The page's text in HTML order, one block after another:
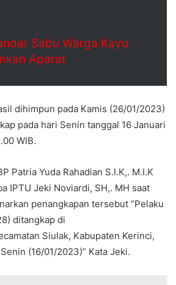
Sabu Warga Kayu
Aparat
dihimpun pada Kamis (26/01/2023)
pada hari Senin tanggal 16 Januari
WIB.
Patria Yuda Rahadian S.I.K,. M.I.K
IPTU Jeki Noviardi, SH,. MH saat
penangkapan tersebut “Pelaku
ditangkap di
Siulak, Kabupaten Kerinci,
(16/01/2023)” Kata Jeki.